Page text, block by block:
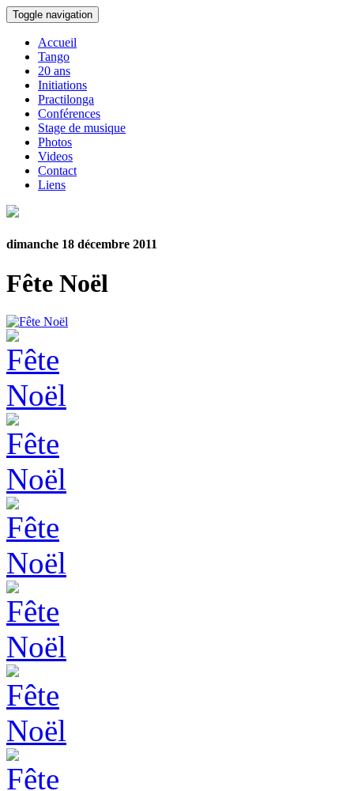
Toggle navigation
Accueil
Tango
20 ans
Initiations
Practilonga
Conférences
Stage de musique
Photos
Videos
Contact
Liens
dimanche 18 décembre 2011
Fête Noël